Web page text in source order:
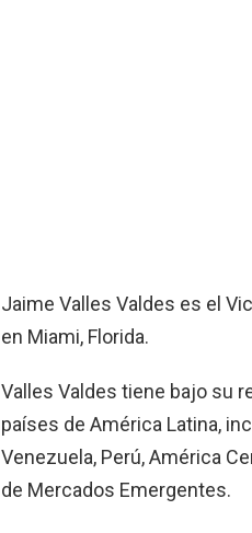
Jaime Valles Valdes es el
en Miami, Florida.
Valles Valdes tiene bajo su
países de América Latina,
Venezuela, Perú, América
de Mercados Emergentes.